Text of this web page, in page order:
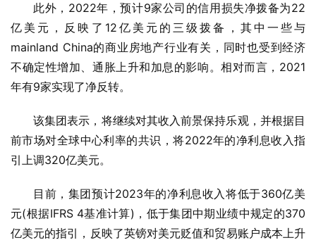
此外，2022年，预计9家公司的信用损失净拨备为22
亿美元，反映了12亿美元的三级拨备，其中一些与
mainland China的商业房地产行业有关，同时也受到经济
不确定性增加、通胀上升和加息的影响。相对而言，2021
年有9家实现了净反转。
该集团表示，将继续对其收入前景保持乐观，并根据目
前市场对全球中心利率的共识，将2022年的净利息收入指
引上调320亿美元。
目前，集团预计2023年的净利息收入将低于360亿美
元(根据IFRS 4基准计算)，低于集团中期业绩中规定的370
亿美元的指引，反映了英镑对美元贬值和贸易账户成本上升